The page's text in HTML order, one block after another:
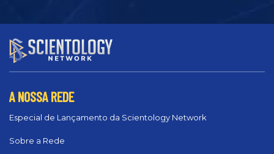
A NOSSA REDE
Especial de Lançamento da Scientology Network
Sobre a Rede